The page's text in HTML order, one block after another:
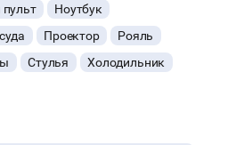
Ноутбук
Проектор
Рояль
Стулья
Холодильник